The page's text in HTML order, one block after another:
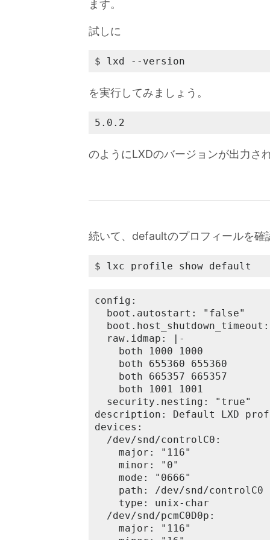
ます。
試しに
$ lxd --version
を実行してみましょう。
5.0.2
のようにLXDのバージョンが出力され
続いて、defaultのプロフィールを確
$ lxc profile show default
config:
  boot.autostart: "false"
  raw.idmap: |-
    both 1000 1000
    both 655360 655360
    both 665357 665357
    both 1001 1001
  security.nesting: "true"
description: Default LXD
devices:
  /dev/snd/controlC0:
    major: "116"
    minor: "0"
    mode: "0666"
    path: /dev/snd/controlC0
    type: unix-char
  /dev/snd/pcmC0D0p:
    major: "116"